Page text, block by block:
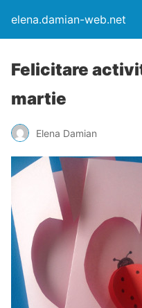
elena.damian-web.net
Felicitare
martie
Elena Damian